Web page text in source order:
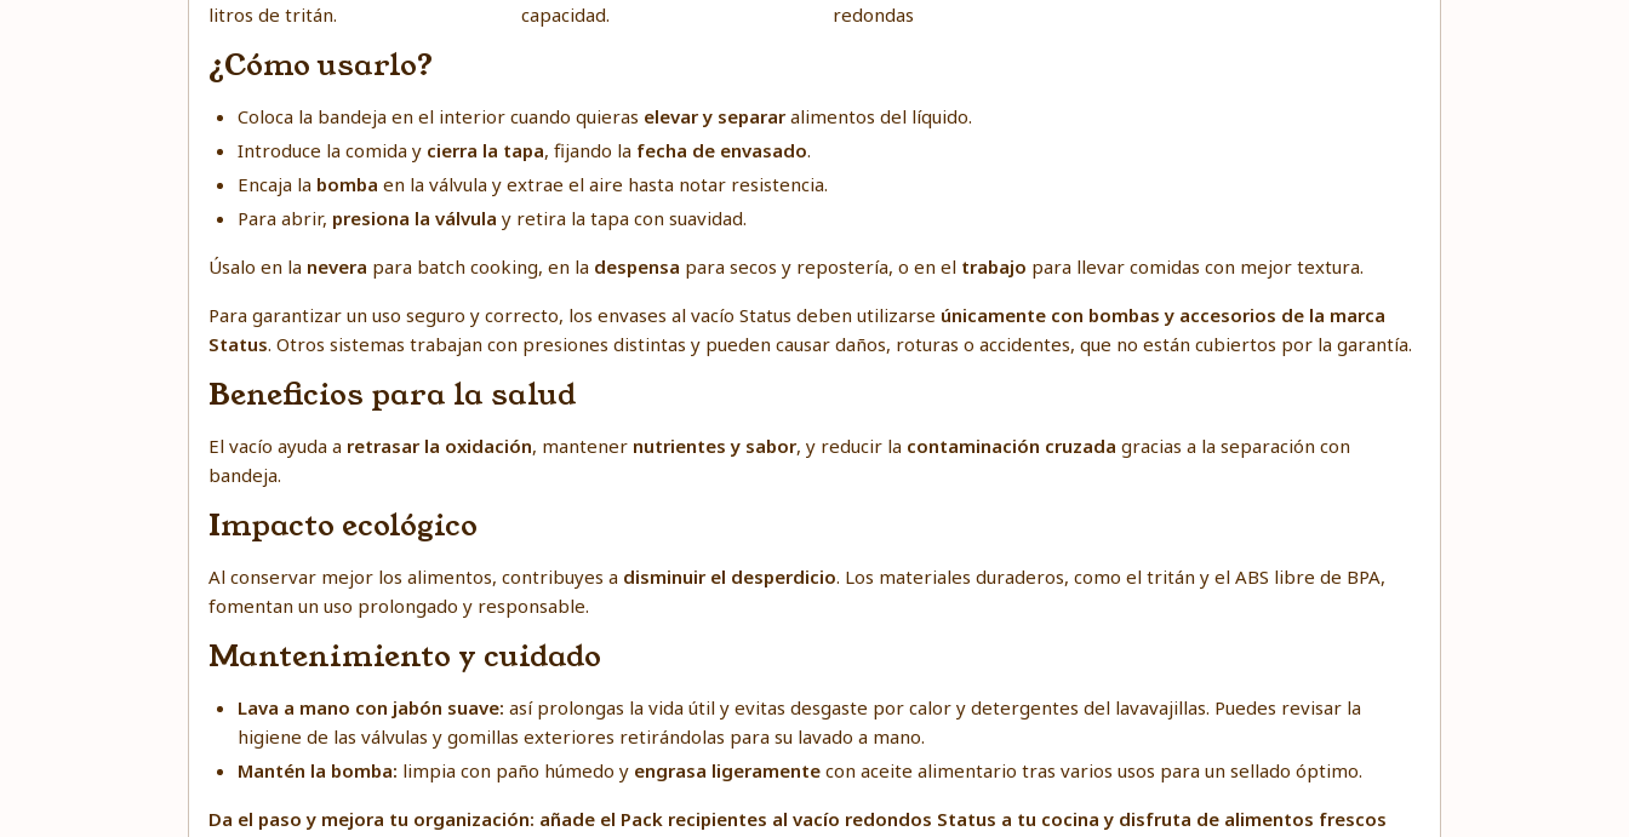
litros de tritán.
capacidad.
redondas
¿Cómo usarlo?
Coloca la bandeja en el interior cuando quieras elevar y separaralimentos del líquido.
Introduce la comida y cierra la tapa, fijando la fecha de envasado.
Encaja la bomba en la válvula y extrae el aire hasta notar resistencia.
Para abrir, presiona la válvula y retira la tapa con suavidad.
Úsalo en la nevera para batch cooking, en la despensa para secos y repostería, o en el trabajo para llevar comidas con mejor textura.
Para garantizar un uso seguro y correcto, los envases al vacío Status deben utilizarse únicamente con bombas y accesorios de la marca
Status. Otros sistemas trabajan con presiones distintas y pueden causar daños, roturas o accidentes, que no están cubiertos por la garantía.
Beneficios para la salud
El vacío ayuda a retrasar la oxidación, mantener nutrientes y sabor, y reducir la contaminación cruzada gracias a la separación con
bandeja.
Impacto ecológico
Al conservar mejor los alimentos, contribuyes a disminuir el desperdicio. Los materiales duraderos, como el tritán y el ABS libre de BPA,
fomentan un uso prolongado y responsable.
Mantenimiento y cuidado
Lava a mano con jabón suave: así prolongas la vida útil y evitas desgaste por calor y detergentes del lavavajillas. Puedes revisar la
higiene de las válvulas y gomillas exteriores retirándolas para su lavado a mano.
Mantén la bomba: limpia con paño húmedo y engrasa ligeramente con aceite alimentario tras varios usos para un sellado óptimo.
Da el paso y mejora tu organización: añade el Pack recipientes al vacío redondos Status a tu cocina y disfruta de alimentos frescos